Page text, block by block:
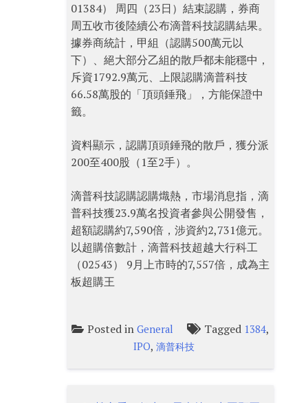
01384） 周四（23日）結束認購，券商
周五收市後陸續公布滴普科技認購結果。
據券商統計，甲組（認購500萬元以
下）、絕大部分乙組的散戶都未能穩中，
斥資1792.9萬元、上限認購滴普科技
66.58萬股的「頂頭錘飛」，方能保證中
籤。
資料顯示，認購頂頭錘飛的散戶，獲分派
200至400股（1至2手）。
滴普科技認購認購熾熱，市場消息指，滴
普科技獲23.9萬名投資者參與公開發售，
超額認購約7,590倍，涉資約2,731億元。
以超購倍數計，滴普科技超越大行科工
（02543） 9月上市時的7,557倍，成為主
板超購王
Posted inGeneral Tagged 1384,
IPO, 滴普科技